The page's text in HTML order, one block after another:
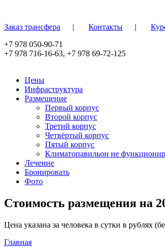
Заказ трансфера | Контакты |
+7 978 050-90-71
+7 978 716-16-63, +7 978 69-72-125
Цены
Инфраструктура
Размещение
Первый корпус
Второй корпус
Третий корпус
Четвёртый корпус
Пятый корпус
Климатопавильон не
Лечение
Бронировать
Фото
Стоимость размещения на
Цена указана за человека в сутки в рублях
Главная